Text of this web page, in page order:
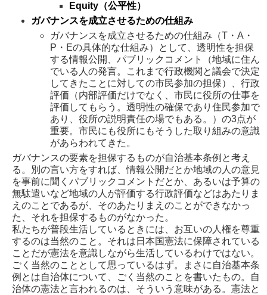
Equity（公平性）
ガバナンスを成立させるための仕組み
ガバナンスを成立させるための仕組み（T・A・
P・Eの具体的な仕組み）として、透明性を担保
する情報公開、パブリックコメント（地域に住ん
でいる人の発言。これまで行政機関と議会で決定
してきたことに対しての市民参加の担保）、行政
評価（内部評価だけでなく、市民に役所の仕事を
評価してもらう。透明性の確保であり住民参加で
あり、役所の説明責任の場でもある。）の3点が
重要。市民にも役所にもそうした取り組みの意識
があらわれてきた。
ガバナンスの要素を担保するものが自治基本条例と考え
る。別の言い方をすれば、情報公開だとか地域の人の意見
を事前に聞くパブリックコメントだとか、あるいは予算の
無駄遣いなど地域の人が評価する行政評価などはあたりま
えのことであるが、そのあたりまえのことができなかっ
た、それを担保するものがなかった。
私たちが普段生活しているときには、お互いの人権を尊重
するのは当然のこと。それは日本国憲法に保障されている
ことだが憲法を意識しながら生活しているわけではない。
ごく当然のこととして思っているはず。まさに自治基本条
例とは自治体について、ごく当然のことを書いたもの。自
治体の憲法と言われるのは、そういう意味がある。憲法と